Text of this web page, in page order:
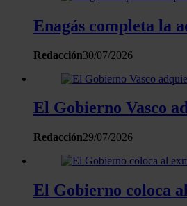
Enagás completa la
Redacción30/07/2026
El Gobierno Vasco
Redacción29/07/2026
El Gobierno coloca